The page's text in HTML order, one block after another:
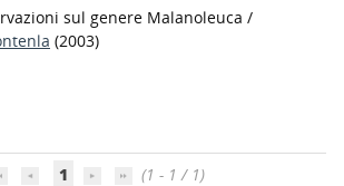
sul genere Malanoleuca /
(2003)
1 (1 - 1 / 1)